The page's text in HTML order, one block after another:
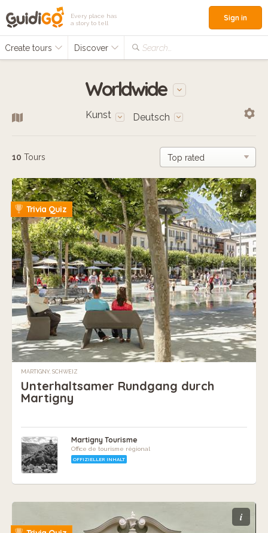
Every place has
a story to tell
Create tours Discover Search...
Sign in
Worldwide
Kunst Deutsch
10 Tours
i
Trivia Quiz
MARTIGNY, SCHWEIZ
Unterhaltsamer Rundgang durch
Martigny
Martigny Tourisme
Office de tourisme régional
OFFIZIELLER INHALT
i